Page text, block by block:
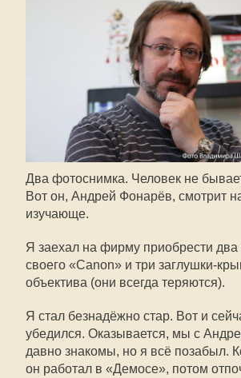
Два фотоснимка. Человек не
Вот он, Андрей Фонарёв, смотрит
изучающе.
Я заехал на фирму приобрести два
своего «Canon» и три заглушки-
объектива (они всегда теряются).
Я стал безнадёжно стар. Вот и
убедился. Оказывается, мы с
давно знакомы, но я всё позабыл.
он работал в «Демосе», потом